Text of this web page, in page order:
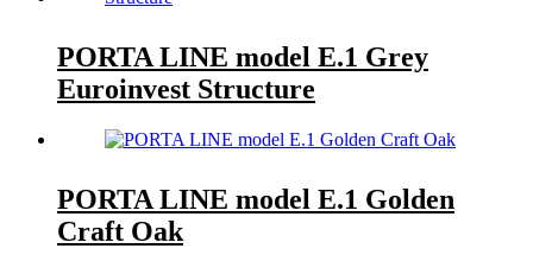
PORTA LINE model E.1 Grey
Euroinvest Structure
PORTA LINE model E.1 Golden
Craft Oak